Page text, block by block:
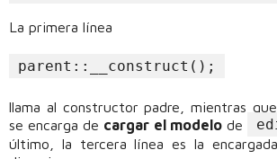
La primera línea
parent::__construct();
llama al constructor padre, mientras
se encarga de cargar el modelode
último, la tercera línea es la